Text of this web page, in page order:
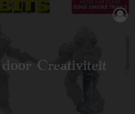
Creativiteit